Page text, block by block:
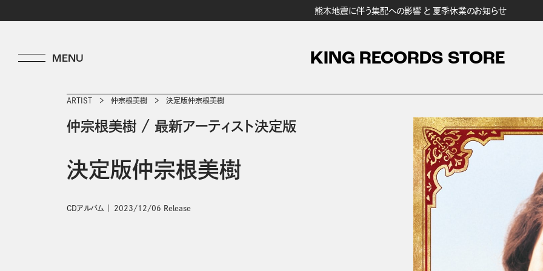
熊本地震に伴う集配への影響 と 夏季休業のお知らせ
KING RECORDS STORE
ARTIST 仲宗根美樹 決定版仲宗根美樹
仲宗根美樹 / 最新アーティスト決定版
決定版仲宗根美樹
CDアルバム 2023/12/06 Release